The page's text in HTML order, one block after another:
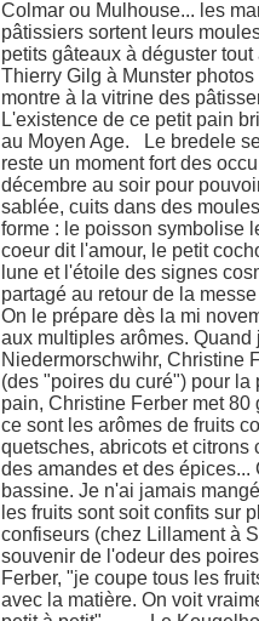
Colmar ou Mulhouse... les
pâtissiers sortent leurs
petits gâteaux à déguster
Thierry Gilg à Munster
montre à la vitrine des
L'existence de ce petit pain
au Moyen Age. Le bredele
reste un moment fort des
décembre au soir pour
sablée, cuits dans des
forme : le poisson symbolise
coeur dit l'amour, le petit
lune et l'étoile des signes
partagé au retour de la
On le prépare dès la mi
aux multiples arômes.
Niedermorschwihr, Christine
(des "poires du curé")
pain, Christine Ferber met 80
ce sont les arômes de fruits
quetsches, abricots et citrons
des amandes et des
bassine. Je n'ai jamais
les fruits sont soit confits sur
confiseurs (chez Lillament à
souvenir de l'odeur des
Ferber, "je coupe tous les
avec la matière. On voit